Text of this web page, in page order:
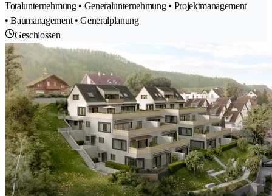
Totalunternehmung • Generalunternehmung • Projektmanagement
• Baumanagement • Generalplanung
Geschlossen